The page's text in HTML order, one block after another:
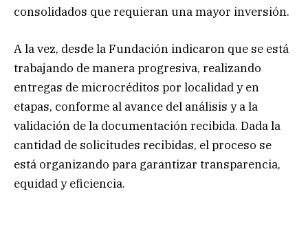
consolidados que requieran una mayor inversión.
A la vez, desde la Fundación indicaron que se está
trabajando de manera progresiva, realizando
entregas de microcréditos por localidad y en
etapas, conforme al avance del análisis y a la
validación de la documentación recibida. Dada la
cantidad de solicitudes recibidas, el proceso se
está organizando para garantizar transparencia,
equidad y eficiencia.